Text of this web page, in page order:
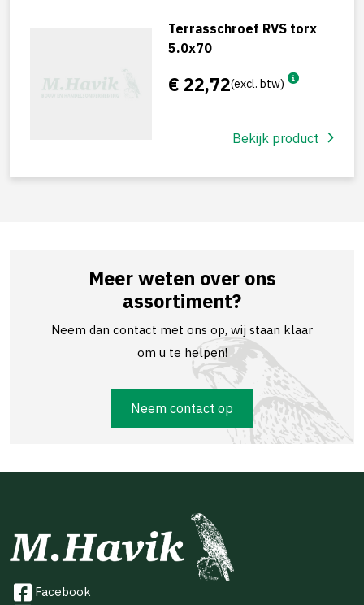
Terrasschroef RVS torx
5.0x70
€ 22,72(excl. btw)
Bekijk product
Meer weten over ons
assortiment?
Neem dan contact met ons op, wij staan klaar
om u te helpen!
Neem contact op
Facebook